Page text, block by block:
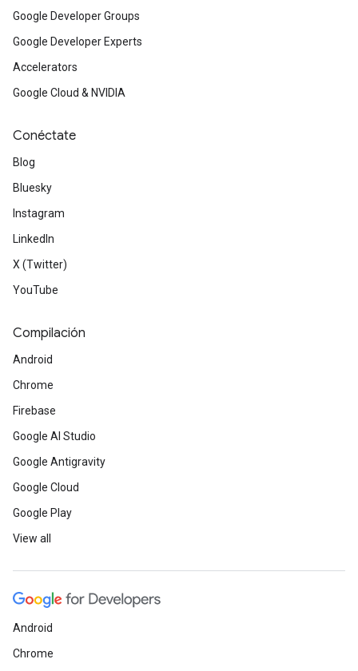
Google Developer Groups
Google Developer Experts
Accelerators
Google Cloud & NVIDIA
Conéctate
Blog
Bluesky
Instagram
LinkedIn
X (Twitter)
YouTube
Compilación
Android
Chrome
Firebase
Google AI Studio
Google Antigravity
Google Cloud
Google Play
View all
Android
Chrome